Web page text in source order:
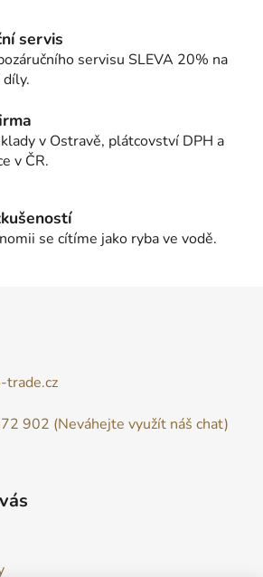
servis
servisu SLEVA 20% na
díly.
v Ostravě, plátcovství DPH a
v ČR.
se cítíme jako ryba ve vodě.
trade.cz
902 (Neváhejte využít náš chat)